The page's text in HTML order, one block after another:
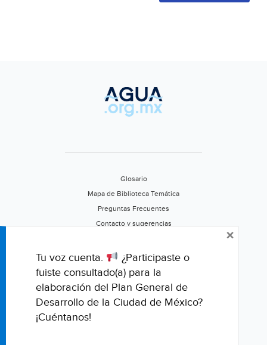
Glosario
Mapa de Biblioteca Temática
Preguntas Frecuentes
Contacto y sugerencias
Califica este portal
Tu voz cuenta.
¿Participaste o
fuiste consultado(a) para la
elaboración del Plan General de
Desarrollo de la Ciudad de México?
¡Cuéntanos!
×